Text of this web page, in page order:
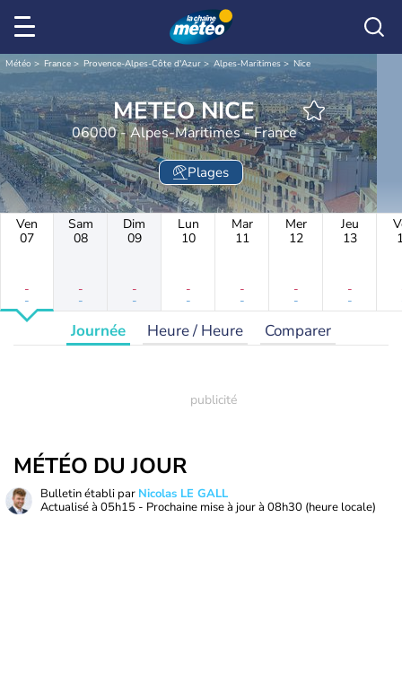
Météo France Provence-Alpes-Côte d'Azur Alpes-Maritimes Nice
METEO NICE
06000 - Alpes-Maritimes - France
Plages
Ven
07
-
-
Sam
08
-
-
Dim
09
-
-
Lun
10
-
-
Mar
11
-
-
Mer
12
-
-
Jeu
13
-
-
Journée Heure / Heure Comparer
MÉTÉO DU JOUR
Bulletin établi par Nicolas LE GALL
Actualisé à 05h15 - Prochaine mise à jour à 08h30 (heure locale)